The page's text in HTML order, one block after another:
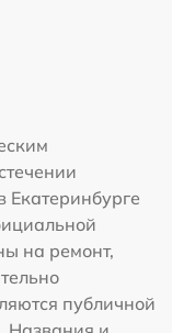
Екатеринбурге
на ремонт,
публичной